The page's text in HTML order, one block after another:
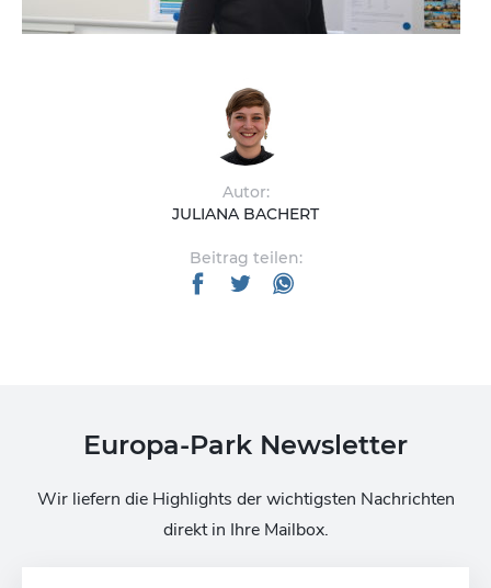
Autor:
JULIANA BACHERT
Beitrag teilen:
Europa-Park Newsletter
Wir liefern die Highlights der wichtigsten Nachrichten
direkt in Ihre Mailbox.